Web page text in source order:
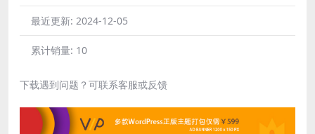
最近更新: 2024-12-05
累计销量: 10
下载遇到问题？可联系客服或反馈